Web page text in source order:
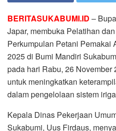
BERITASUKABUMI.ID –
Japar, membuka Pelatihan
Perkumpulan Petani Pemakai
2025 di Bumi Mandiri
pada hari Rabu, 26 November
untuk meningkatkan
dalam pengelolaan sistem
Kepala Dinas Pekerjaan
Sukabumi, Uus Firdaus,